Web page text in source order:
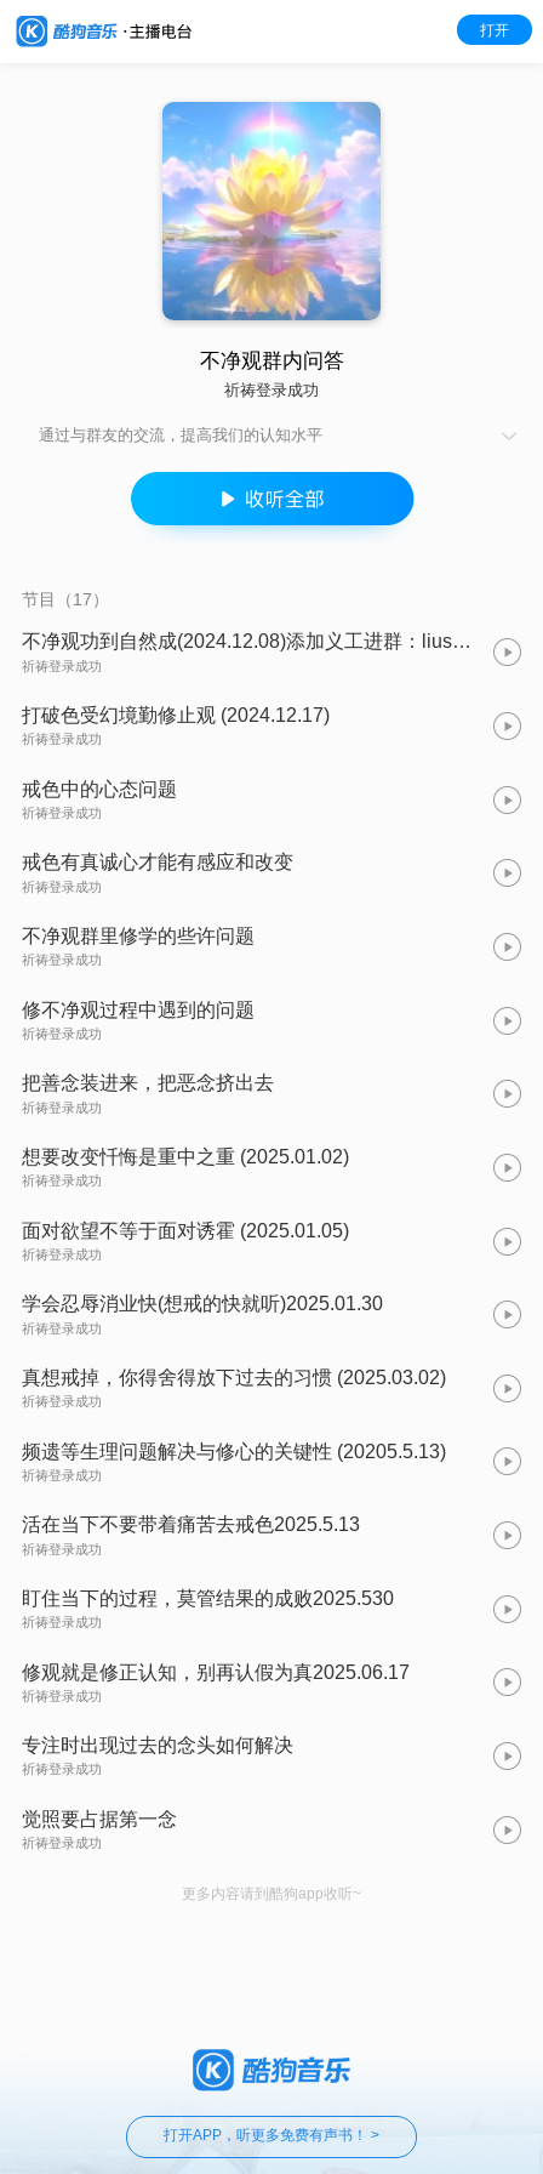
打开
不净观群内问答
祈祷登录成功
通过与群友的交流，提高我们的认知水平
节目（17）
不净观功到自然成(2024.12.08)添加义工进群：liushijixiang48
祈祷登录成功
打破色受幻境勤修止观 (2024.12.17)
祈祷登录成功
戒色中的心态问题
祈祷登录成功
戒色有真诚心才能有感应和改变
祈祷登录成功
不净观群里修学的些许问题
祈祷登录成功
修不净观过程中遇到的问题
祈祷登录成功
把善念装进来，把恶念挤出去
祈祷登录成功
想要改变忏悔是重中之重 (2025.01.02)
祈祷登录成功
面对欲望不等于面对诱霍 (2025.01.05)
祈祷登录成功
学会忍辱消业快(想戒的快就听)2025.01.30
祈祷登录成功
真想戒掉，你得舍得放下过去的习惯 (2025.03.02)
祈祷登录成功
频遗等生理问题解决与修心的关键性 (20205.5.13)
祈祷登录成功
活在当下不要带着痛苦去戒色2025.5.13
祈祷登录成功
盯住当下的过程，莫管结果的成败2025.530
祈祷登录成功
修观就是修正认知，别再认假为真2025.06.17
祈祷登录成功
专注时出现过去的念头如何解决
祈祷登录成功
觉照要占据第一念
祈祷登录成功
更多内容请到酷狗app收听~
打开APP，听更多免费有声书！ >